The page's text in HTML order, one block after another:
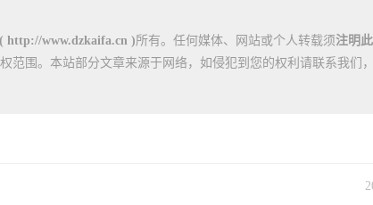
http://www.dzkaifa.cn )所有。任何媒体、网站或个人转载须注明
范围。本站部分文章来源于网络，如侵犯到您的权利请联系我们